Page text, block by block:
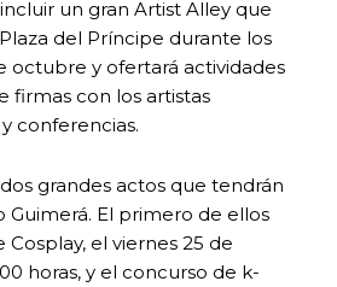
un gran Artist Alley que
del Príncipe durante los
octubre y ofertará actividades
firmas con los artistas
conferencias.
grandes actos que tendrán
Guimerá. El primero de ellos
Cosplay, el viernes 25 de
horas, y el concurso de k-